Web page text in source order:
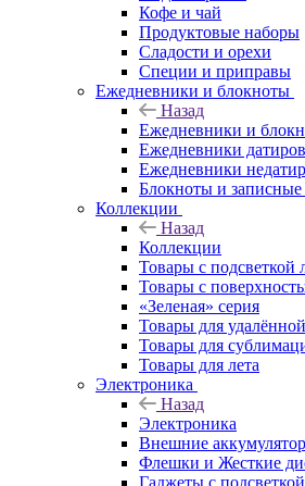
Кофе и чай
Продуктовые наборы
Сладости и орехи
Специи и приправы
Ежедневники и блокноты
Назад
Ежедневники и
Ежедневники
Ежедневники
Блокноты и
Коллекции
Назад
Коллекции
Товары с подсветкой
Товары с
«Зеленая» серия
Товары для
Товары для
Товары для лета
Электроника
Назад
Электроника
Внешние
Флешки и Жесткие
Гаджеты с